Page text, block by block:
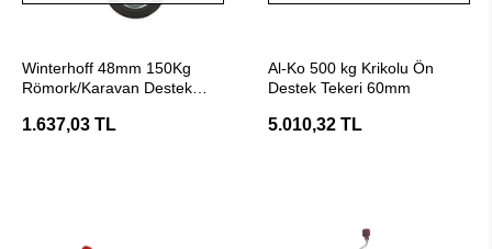
Winterhoff 48mm 150Kg
Römork/Karavan Destek
1.637,03 TL
Al-Ko 500 kg Krikolu Ön
Destek Tekeri 60mm
5.010,32 TL